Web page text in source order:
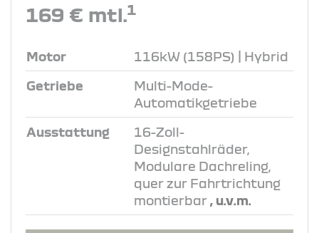
169 € mtl.1
Motor 116kW (158PS) | Hybrid
Getriebe
Multi-Mode-
Automatikgetriebe
Ausstattung
16-Zoll-
Designstahlräder,
Modulare Dachreling,
quer zur Fahrtrichtung
montierbar , u.v.m.